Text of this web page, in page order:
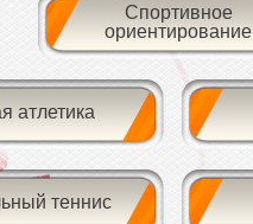
Спортивное
ориентирование
атлетика
теннис